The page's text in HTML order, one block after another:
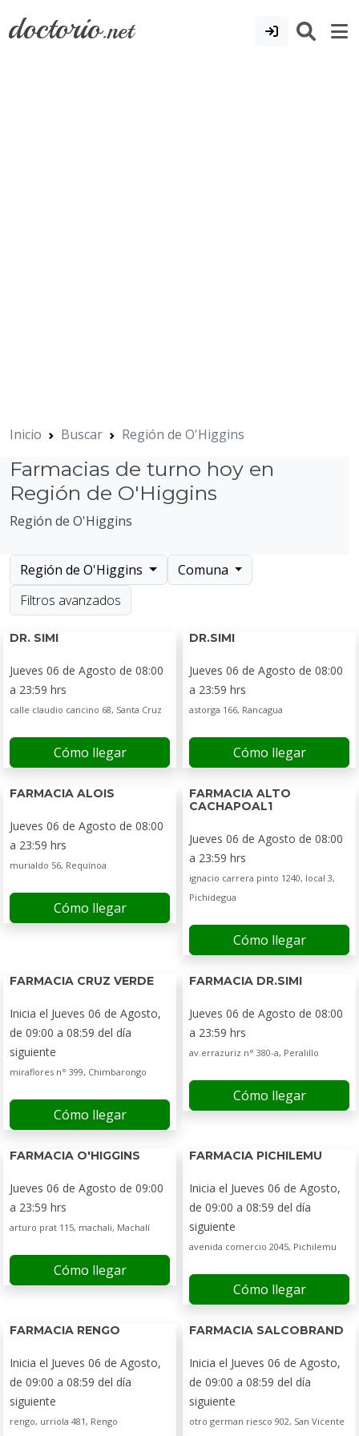
doctorio.net
Inicio Buscar Región de O'Higgins
Farmacias de turno hoy en
Región de O'Higgins
Región de O'Higgins
Región de O'Higgins
Comuna
Filtros avanzados
DR. SIMI
Jueves 06 de Agosto de 08:00
a 23:59 hrs
calle claudio cancino 68, Santa Cruz
Cómo llegar
DR.SIMI
Jueves 06 de Agosto de 08:00
a 23:59 hrs
astorga 166, Rancagua
Cómo llegar
FARMACIA ALOIS
Jueves 06 de Agosto de 08:00
a 23:59 hrs
murialdo 56, Requínoa
Cómo llegar
FARMACIA ALTO
CACHAPOAL1
Jueves 06 de Agosto de 08:00
a 23:59 hrs
ignacio carrera pinto 1240, local 3,
Pichidegua
Cómo llegar
FARMACIA CRUZ VERDE
Inicia el Jueves 06 de Agosto,
de 09:00 a 08:59 del día
siguiente
miraflores n° 399, Chimbarongo
Cómo llegar
FARMACIA DR.SIMI
Jueves 06 de Agosto de 08:00
a 23:59 hrs
av.errazuriz n° 380-a, Peralillo
Cómo llegar
FARMACIA O'HIGGINS
Jueves 06 de Agosto de 09:00
a 23:59 hrs
arturo prat 115, machali, Machalí
Cómo llegar
FARMACIA PICHILEMU
Inicia el Jueves 06 de Agosto,
de 09:00 a 08:59 del día
siguiente
avenida comercio 2045, Pichilemu
Cómo llegar
FARMACIA RENGO
Inicia el Jueves 06 de Agosto,
de 09:00 a 08:59 del día
siguiente
rengo, urriola 481, Rengo
FARMACIA SALCOBRAND
Inicia el Jueves 06 de Agosto,
de 09:00 a 08:59 del día
siguiente
otro german riesco 902, San Vicente